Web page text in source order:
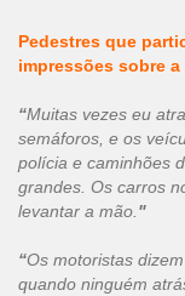
Pedestres que
impressões sobre
“Muitas vezes eu
semáforos, e os
polícia e caminhões
grandes. Os carros
levantar a mão. "
“Os motoristas
quando ninguém